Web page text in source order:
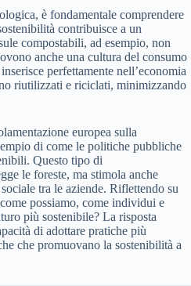
è fondamentale comprendere
contribuisce a un
compostabili, ad esempio, non
anche una cultura del consumo
perfettamente nell’economia
riutilizzati e riciclati, minimizzando
europea sulla
di come le politiche pubbliche
Questo tipo di
le foreste, ma stimola anche
tra le aziende. Riflettendo su
possiamo, come individui e
più sostenibile? La risposta
di adottare pratiche più
che promuovano la sostenibilità a